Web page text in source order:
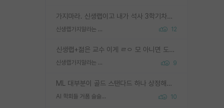
가지마라. 신생랩이고 내가 석사 3학기차인데 최고참인데 나도 아무것도 모르는데 교수가 후배들 왜 논문 교육 안시키냐. 논문 왜 안 써오냐 닦달한다
신생랩가지말라는 이유가 있었구나 12
신생랩+젊은 교수 이게 ㄹㅇ 모 아니면 도인듯.
신생랩가지말라는 이유가 있었구나 9
ML 대부분이 골드 스탠다드 하나 상정해놓고 (벤치마크 데이터셋이 여러 개면 여러 개 상정) 그거 얼마나 잘 맞추나 싸움임 가끔 번뜩이는 설계 철학을 보여주는 논문들도 있지만 대부분 그거 성적 얼마나 더 올리느라에 혈안이 되어 있는 측면이 잇음
AI 학회들 거품 슬슬 지적이 나오네요 10